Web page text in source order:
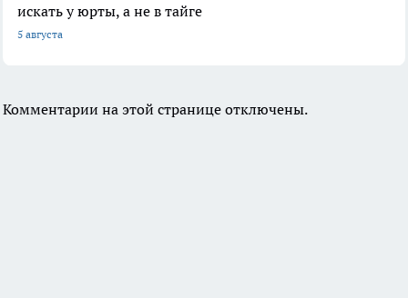
искать у юрты, а не в тайге
5 августа
Комментарии на этой странице отключены.